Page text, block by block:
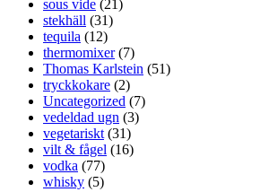
sous vide (21)
stekhäll (31)
tequila (12)
thermomixer(7)
Thomas Karlstein (51)
tryckkokare (2)
Uncategorized (7)
vedeldad ugn (3)
vegetariskt (31)
vilt & fågel (16)
vodka (77)
whisky (5)